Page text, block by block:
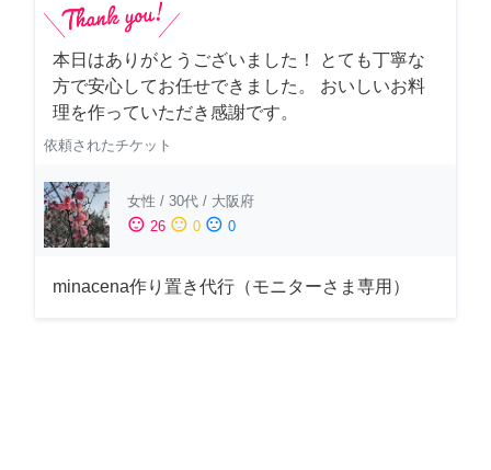
本日はありがとうございました！ とても丁寧な
方で安心してお任せできました。 おいしいお料
理を作っていただき感謝です。
依頼されたチケット
女性 / 30代 / 大阪府
sentiment_satisfied 26 sentiment_neutral 0 sentiment_dissatisfied 0
minacena作り置き代行（モニターさま専用）